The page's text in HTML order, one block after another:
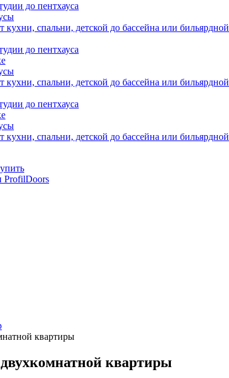
до пентхауса
кухни, спальни, детской до бассейна или бильярдной
до пентхауса
кухни, спальни, детской до бассейна или бильярдной
до пентхауса
кухни, спальни, детской до бассейна или бильярдной
ProfilDoors
квартиры
квартиры